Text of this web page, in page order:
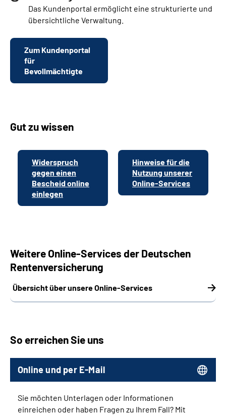
Das Kundenportal ermöglicht eine strukturierte und
übersichtliche Verwaltung.
Zum Kundenportal
für
Bevollmächtigte
Gut zu wissen
Widerspruch
gegen einen
Bescheid online
einlegen
Hinweise für die
Nutzung unserer
Online-Services
Weitere Online-Services der Deutschen
Rentenversicherung
Übersicht über unsere Online-Services
So erreichen Sie uns
Online und per E-Mail
Sie möchten Unterlagen oder Informationen
einreichen oder haben Fragen zu Ihrem Fall? Mit